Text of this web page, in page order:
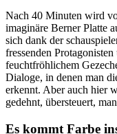
Nach 40 Minuten wird
imaginäre Berner Platte
sich dank der
fressenden
feuchtfröhlichem
Dialoge, in denen man
erkennt. Aber auch hier
gedehnt, übersteuert,
Es kommt Farbe